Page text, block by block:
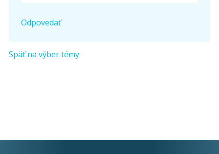
Odpovedať
Späť na výber témy